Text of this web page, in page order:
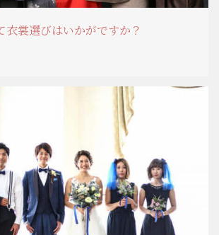
衣裳選びはいかがですか？